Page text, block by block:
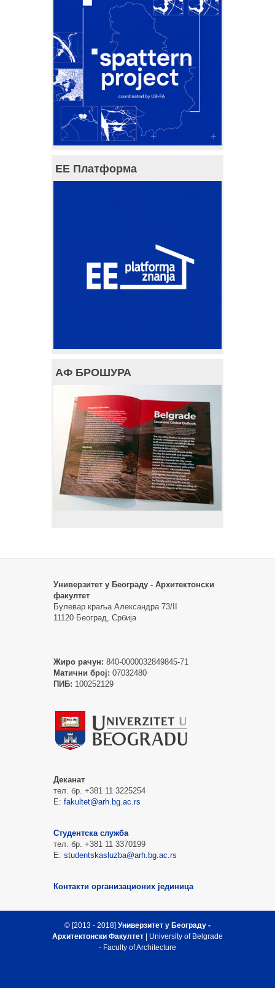
ЕЕ Платформа
АФ БРОШУРА
Универзитет у Београду - Архитектонски
факултет
Булевар краља Александра 73/II
11120 Београд, Србија
Жиро рачун: 840-0000032849845-71
Матични број: 07032480
ПИБ: 100252129
Деканат
тел. бр. +381 11 3225254
Е: fakultet@arh.bg.ac.rs
Студентска служба
тел. бр. +381 11 3370199
Е: studentskasluzba@arh.bg.ac.rs
Контакти организационих јединица
© [2013 - 2018] Универзитет у Београду -
Архитектонски Факултет | University of Belgrade
- Faculty of Architecture